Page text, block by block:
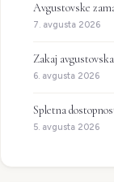
Avgustovske
7. avgusta 2026
Zakaj
6. avgusta 2026
Spletna
5. avgusta 2026